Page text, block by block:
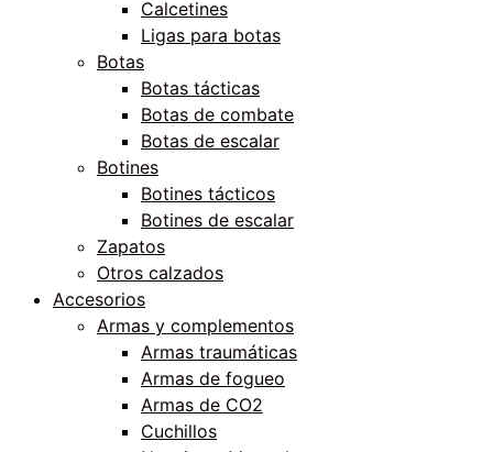
Calcetines
Ligas para botas
Botas
Botas tácticas
Botas de combate
Botas de escalar
Botines
Botines tácticos
Botines de escalar
Zapatos
Otros calzados
Accesorios
Armas y complementos
Armas traumáticas
Armas de fogueo
Armas de CO2
Cuchillos